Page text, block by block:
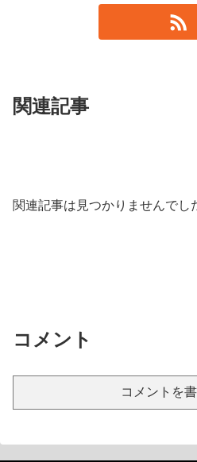
関連記事
関連記事は見つかりませんでし
コメント
コメントを